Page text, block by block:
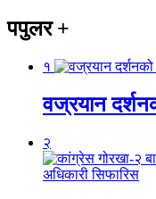
पपुलर+
१
वज्रयान
२